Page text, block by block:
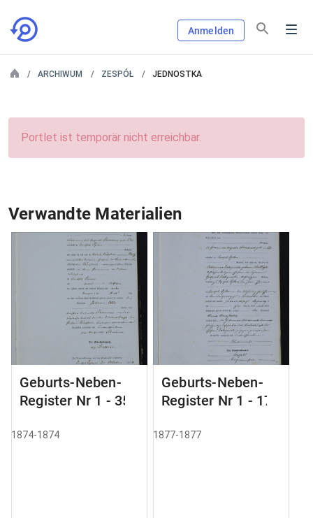
Anmelden
ARCHIWUM ZESPÓŁ JEDNOSTKA
Portlet ist temporär nicht erreichbar.
Verwandte Materialien
Geburts-Neben-
Register Nr 1 - 35
1874-1874
Geburts-Neben-
Register Nr 1 - 179
1877-1877